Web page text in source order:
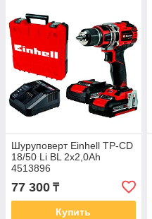
Шуруповерт Einhell TP-CD
18/50 Li BL 2x2,0Ah
4513896
77 300 ₸
Купить